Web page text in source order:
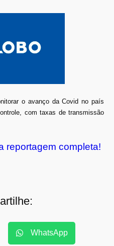
o avanço da Covid no país
com taxas de transmissão
reportagem completa!
WhatsApp